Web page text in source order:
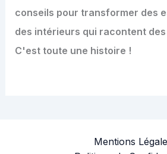
conseils pour transformer des
des intérieurs qui racontent
C'est toute une histoire !
Mentions